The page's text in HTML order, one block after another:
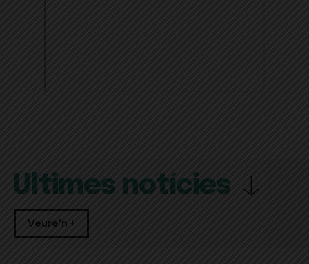
Últimes notícies
Veure'n +